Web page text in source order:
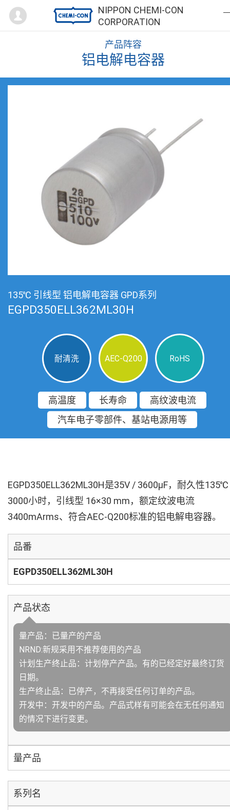
NIPPON CHEMI-CON
CORPORATION
Mypage
产品阵容
铝电解电容器
135℃ 引线型 铝电解电容器 GPD系列
EGPD350ELL362ML30H
耐清洗 AEC-Q200 RoHS
高温度 长寿命
高纹波电流
汽车电子零部件、基站电源用等
EGPD350ELL362ML30H是35V / 3600µF，耐久性135℃
3000小时，引线型 16×30 mm，额定纹波电流
3400mArms、符合AEC-Q200标准的铝电解电容器。
品番
EGPD350ELL362ML30H
产品状态
量产品：已量产的产品
NRND:新规采用不推荐使用的产品
计划生产终止品：计划停产产品。有的已经定好最终订货
日期。
生产终止品：已停产，不再接受任何订单的产品。
开发中：开发中的产品。产品式样有可能会在无任何通知
的情况下进行变更。
量产品
系列名